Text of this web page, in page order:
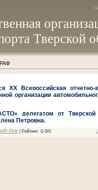
Тверской
XX Всероссийская отчетно-
организации
делегатом от Тверской
Петровна.
РАФ Рейтинг: 0.0/0